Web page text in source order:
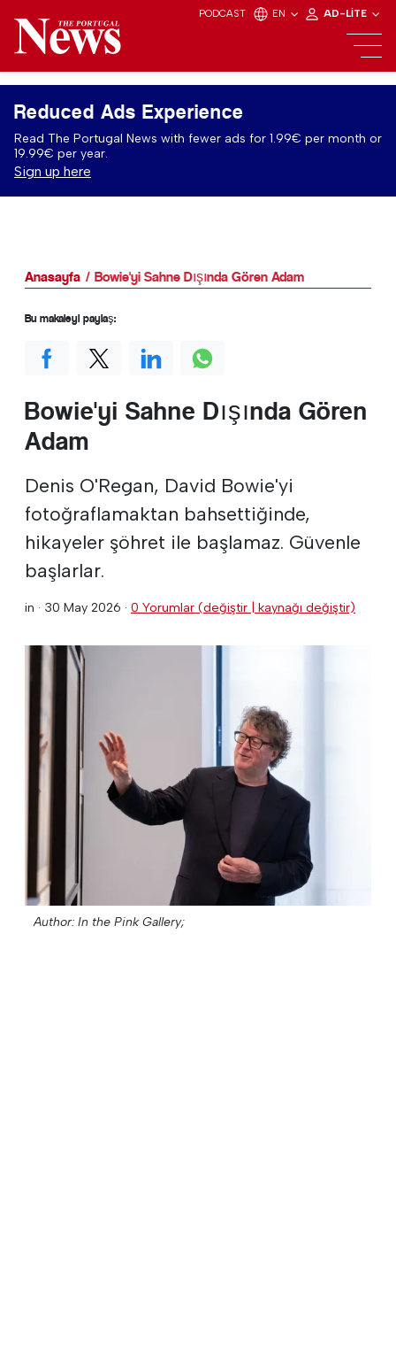
PODCAST EN AD-LITE
Reduced Ads Experience
Read The Portugal News with fewer ads for 1.99€ per month or
19.99€ per year.
Sign up here
Anasayfa Bowie'yi Sahne Dışında Gören Adam
Bowie'yi Sahne Dışında Gören
Adam
Denis O'Regan, David Bowie'yi
fotoğraflamaktan bahsettiğinde,
hikayeler şöhret ile başlamaz. Güvenle
başlarlar.
in · 30 May 2026 · 0 Yorumlar (değiştir | kaynağı değiştir)
Author: In the Pink Gallery;
Bu makaleyi paylaş: